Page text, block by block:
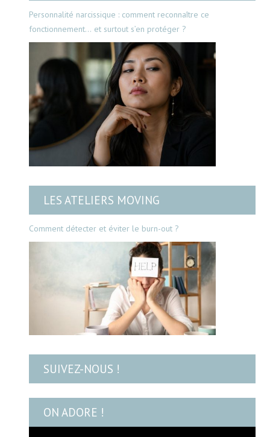
Personnalité narcissique : comment reconnaître ce
fonctionnement… et surtout s’en protéger ?
LES ATELIERS MOVING
Comment détecter et éviter le burn-out ?
SUIVEZ-NOUS !
ON ADORE !